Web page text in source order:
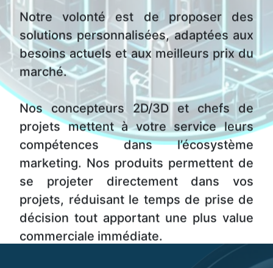
Notre volonté est de proposer des
solutions personnalisées, adaptées aux
besoins actuels et aux meilleurs prix du
marché.
Nos concepteurs 2D/3D et chefs de
projets mettent à votre service leurs
compétences dans l’écosystème
marketing. Nos produits permettent de
se projeter directement dans vos
projets, réduisant le temps de prise de
décision tout apportant une plus value
commerciale immédiate.